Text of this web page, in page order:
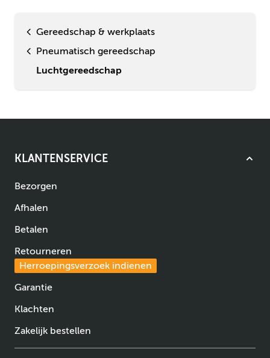
Gereedschap & werkplaats
Pneumatisch gereedschap
Luchtgereedschap
KLANTENSERVICE
Bezorgen
Afhalen
Betalen
Retourneren
Herroepingsverzoek indienen
Garantie
Klachten
Zakelijk bestellen